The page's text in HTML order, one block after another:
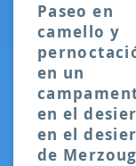
Paseo en
camello y
en un
en el
en el
de